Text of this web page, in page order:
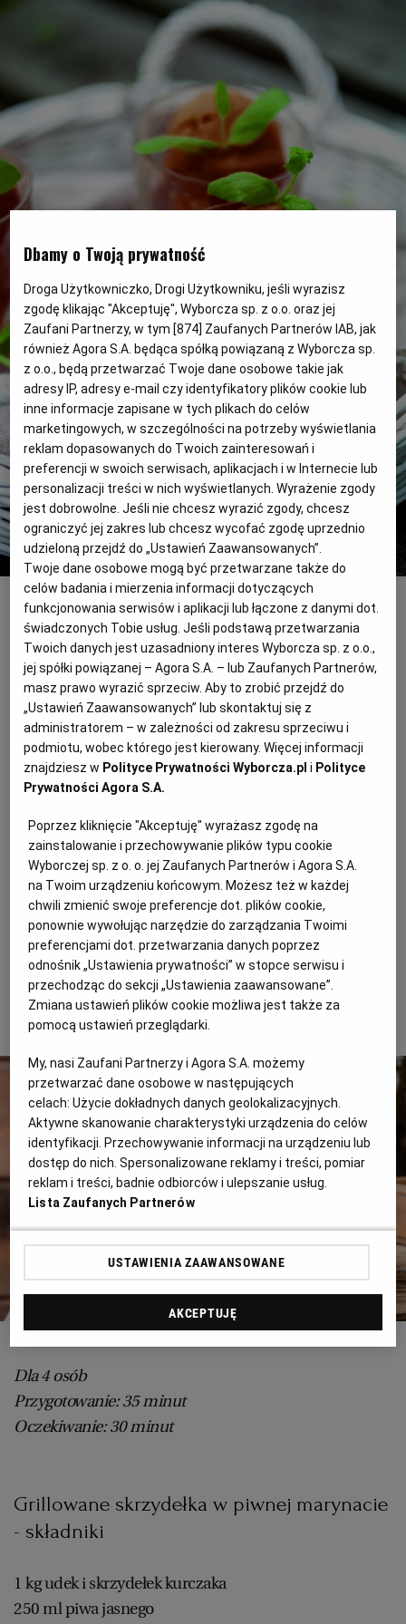
LUBLIN
OLSZTYN
OPOLE
POZNAŃ
RADOM
RYBNIK
RZESZÓW
SOSNOWIEC
SZCZECIN
TORUŃ
TRÓJMIASTO
WAŁBRZYCH
WARSZAWA
WROCŁAW
ZAKOPANE
ZIELONA GÓRA
PUBLIO.PL
KULTURALNYSKLEP.PL
DZIECKO
ZDROWIE
PODRÓŻE
WIDEO
FORUM
Sorbet piwnyshutterstock
Dla 2 osób
Przygotowanie: do 3 godzin
200 ml ciemnego piwa, 130 ml mleka
skondensowanego, 75 ml syropu z cukru (ugotowanego
z cukru i wody w proporcji 3:1)
Na sorbet miksujemy wszystkie jego składniki
zamrażamy w maszynie dolodów(kto nie ma
maszyny, wkłada masę do metalowej miski i zamraża w
zamrażalniku ok. 3 godzin, mieszając co 15 minut, aby
nie powstały grudki lodu).
Przepis: Paweł Oszczyk
Grillowane skrzydełka w piwnej marynacie
mat. prasowy
Dla 4 osób
Przygotowanie: 35 minut
Oczekiwanie: 30 minut
Grillowane skrzydełka w piwnej marynacie
- składniki
1 kg udek i skrzydełek kurczaka
250 ml piwa jasnego
Dbamy o Twoją prywatność
Droga Użytkowniczko, Drogi Użytkowniku, jeśli wyrazisz
zgodę klikając "Akceptuję", Wyborcza sp. z o.o. oraz jej
Zaufani Partnerzy, w tym [874] Zaufanych Partnerów IAB, jak
również Agora S.A. będąca spółką powiązaną z Wyborcza sp.
z o.o., będą przetwarzać Twoje dane osobowe takie jak
adresy IP, adresy e-mail czy identyfikatory plików cookie lub
inne informacje zapisane w tych plikach do celów
marketingowych, w szczególności na potrzeby wyświetlania
reklam dopasowanych do Twoich zainteresowań i
preferencji w swoich serwisach, aplikacjach i w Internecie lub
personalizacji treści w nich wyświetlanych. Wyrażenie zgody
jest dobrowolne. Jeśli nie chcesz wyrazić zgody, chcesz
ograniczyć jej zakres lub chcesz wycofać zgodę uprzednio
udzieloną przejdź do „Ustawień Zaawansowanych”.
Twoje dane osobowe mogą być przetwarzane także do
celów badania i mierzenia informacji dotyczących
funkcjonowania serwisów i aplikacji lub łączone z danymi dot.
świadczonych Tobie usług. Jeśli podstawą przetwarzania
Twoich danych jest uzasadniony interes Wyborcza sp. z o.o.,
jej spółki powiązanej – Agora S.A. – lub Zaufanych Partnerów,
masz prawo wyrazić sprzeciw. Aby to zrobić przejdź do
„Ustawień Zaawansowanych” lub skontaktuj się z
administratorem – w zależności od zakresu sprzeciwu i
podmiotu, wobec którego jest kierowany. Więcej informacji
znajdziesz w Polityce Prywatności Wyborcza.pl i Polityce
Prywatności Agora S.A.
Poprzez kliknięcie "Akceptuję" wyrażasz zgodę na
zainstalowanie i przechowywanie plików typu cookie
Wyborczej sp. z o. o. jej Zaufanych Partnerów i Agora S.A.
na Twoim urządzeniu końcowym. Możesz też w każdej
chwili zmienić swoje preferencje dot. plików cookie,
ponownie wywołując narzędzie do zarządzania Twoimi
preferencjami dot. przetwarzania danych poprzez
odnośnik „Ustawienia prywatności” w stopce serwisu i
przechodząc do sekcji „Ustawienia zaawansowane”.
Zmiana ustawień plików cookie możliwa jest także za
pomocą ustawień przeglądarki.
My, nasi Zaufani Partnerzy i Agora S.A. możemy
przetwarzać dane osobowe w następujących
celach:Użycie dokładnych danych geolokalizacyjnych.
Aktywne skanowanie charakterystyki urządzenia do celów
identyfikacji. Przechowywanie informacji na urządzeniu lub
dostęp do nich. Spersonalizowane reklamy i treści, pomiar
reklam i treści, badnie odbiorców i ulepszanie usług.
Lista Zaufanych Partnerów
USTAWIENIA ZAAWANSOWANE
AKCEPTUJĘ